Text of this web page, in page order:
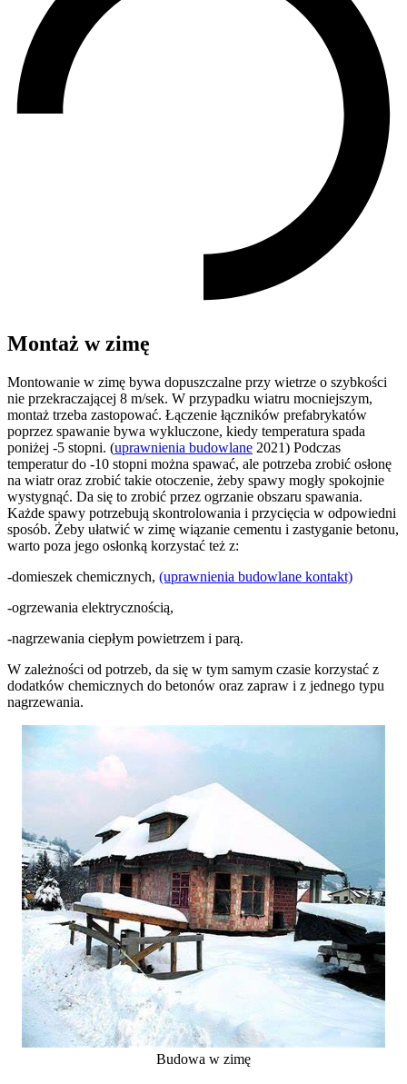
Montaż w zimę
Montowanie w zimę bywa dopuszczalne przy wietrze o szybkości
nie przekraczającej 8 m/sek. W przypadku wiatru mocniejszym,
montaż trzeba zastopować. Łączenie łączników prefabrykatów
poprzez spawanie bywa wykluczone, kiedy temperatura spada
poniżej -5 stopni. (uprawnienia budowlane 2021) Podczas
temperatur do -10 stopni można spawać, ale potrzeba zrobić osłonę
na wiatr oraz zrobić takie otoczenie, żeby spawy mogły spokojnie
wystygnąć. Da się to zrobić przez ogrzanie obszaru spawania.
Każde spawy potrzebują skontrolowania i przycięcia w odpowiedni
sposób. Żeby ułatwić w zimę wiązanie cementu i zastyganie betonu,
warto poza jego osłonką korzystać też z:
-domieszek chemicznych, (uprawnienia budowlane kontakt)
-ogrzewania elektrycznością,
-nagrzewania ciepłym powietrzem i parą.
W zależności od potrzeb, da się w tym samym czasie korzystać z
dodatków chemicznych do betonów oraz zapraw i z jednego typu
nagrzewania.
Budowa w zimę